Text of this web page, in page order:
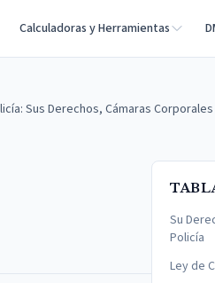
Calculadoras y Herramientas
Sus Derechos, Cámaras
Su
Policía
Ley de